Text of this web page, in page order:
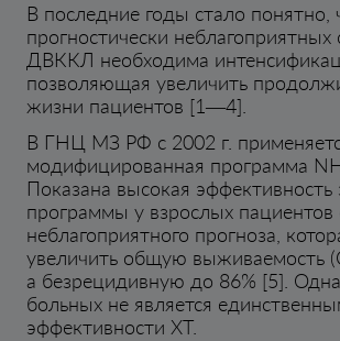
В последние годы стало понятно,
прогностически неблагоприятных
ДВККЛ необходима
позволяющая увеличить
жизни пациентов [1—4].
В ГНЦ МЗ РФ с 2002 г.
модифицированная программа
Показана высокая эффективность
программы у взрослых пациентов
неблагоприятного прогноза,
увеличить общую выживаемость
а безрецидивную до 86% [5].
больных не является
эффективности ХТ.